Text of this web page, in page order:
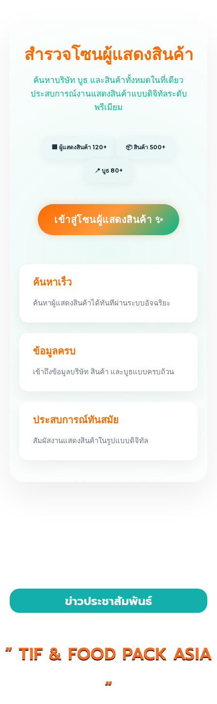
สำรวจโซนผู้แสดงสินค้า
ค้นหาบริษัท บูธ และสินค้าทั้งหมดในที่เดียว
ประสบการณ์งานแสดงสินค้าแบบดิจิทัลระดับ
พรีเมียม
🏢 ผู้แสดงสินค้า 120+ 📦 สินค้า 500+
📍 บูธ 80+
เข้าสู่โซนผู้แสดงสินค้า ✨
ค้นหาเร็ว
ค้นหาผู้แสดงสินค้าได้ทันทีผ่านระบบอัจฉริยะ
ข้อมูลครบ
เข้าถึงข้อมูลบริษัท สินค้า และบูธแบบครบถ้วน
ประสบการณ์ทันสมัย
สัมผัสงานแสดงสินค้าในรูปแบบดิจิทัล
ข่าวประชาสัมพันธ์
” TIF & FOOD PACK ASIA
“